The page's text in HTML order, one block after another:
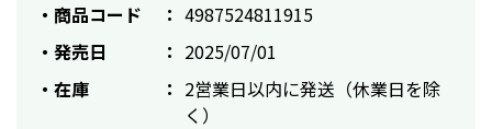
商品コード
4987524811915
発売日
2025/07/01
在庫
2営業日以内に発送（休業日を除
く）